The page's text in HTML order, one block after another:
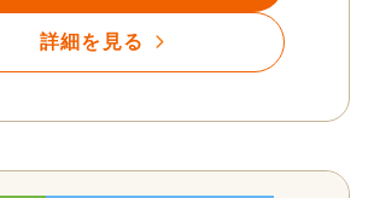
詳細を見る